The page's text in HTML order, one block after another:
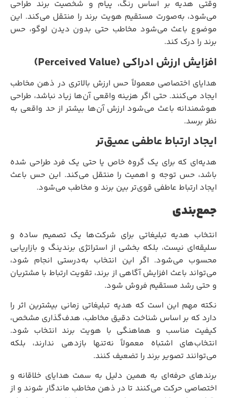
وقتی هدیه بر اساس رنگ، پیام و شخصیت برند طراحی
می‌شود، به‌صورت مستقیم هویت برند را منتقل می‌کند. این
موضوع باعث می‌شود مخاطب حتی بدون دیدن لوگو، حس
برند را درک کند.
افزایش ارزش ادراکی (Perceived Value)
هدایای اختصاصی معمولاً حس ارزش بالاتری در ذهن مخاطب
ایجاد می‌کنند. حتی اگر هزینه واقعی آن‌ها زیاد نباشد، طراحی
هوشمندانه باعث می‌شود ارزش آن‌ها بیشتر از حد واقعی به
نظر برسد.
ایجاد ارتباط عاطفی عمیق‌تر
هدیه‌ای که برای یک گروه خاص یا حتی یک فرد طراحی شده
باشد، حس توجه و اهمیت را منتقل می‌کند. این حس باعث
ایجاد ارتباط عاطفی قوی‌تر بین برند و مخاطب می‌شود.
جمع‌بندی
انتخاب هدیه تبلیغاتی برای شرکت‌ها یک تصمیم ساده و
سلیقه‌ای نیست، بلکه بخشی از استراتژی برندینگ و بازاریابی
محسوب می‌شود. اگر این انتخاب به‌درستی انجام شود،
می‌تواند باعث افزایش آگاهی از برند، تقویت ارتباط با مشتریان
و حتی رشد مستقیم فروش شود.
نکته مهم این است که هدیه تبلیغاتی زمانی بیشترین اثر را
دارد که بر اساس شناخت دقیق مخاطب، هدف‌گذاری مشخص،
کیفیت مناسب و هماهنگی با هویت برند انتخاب شود.
انتخاب‌های اشتباه معمولاً نه‌تنها بازدهی ندارند، بلکه
می‌توانند تصویر برند را تضعیف کنند.
برندهای حرفه‌ای به همین دلیل به سمت هدایای خلاقانه و
اختصاصی حرکت می‌کنند تا در ذهن مخاطب ماندگار شوند و از